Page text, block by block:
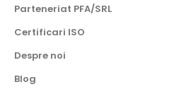
Parteneriat PFA/SRL
Certificari ISO
Despre noi
Blog